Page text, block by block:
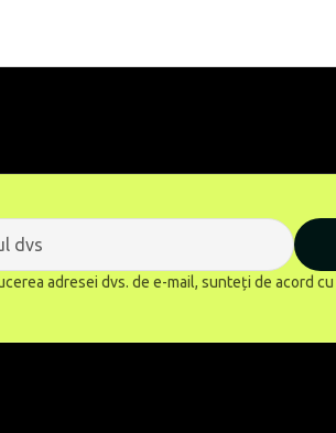
adresei dvs. de e-mail, sunteți de acord cu